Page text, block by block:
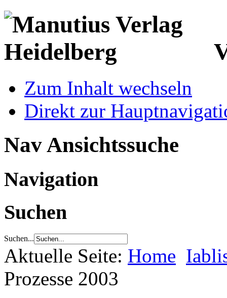
Zum Inhalt wechseln
Direkt zur
Nav Ansichtssuche
Navigation
Suchen
Suchen...
Aktuelle Seite: Home
Prozesse 2003